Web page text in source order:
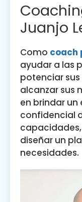
Juanjo
Como coach
ayudar a las
potenciar
alcanzar sus
en brindar un
confidencial
diseñar un
necesidades.